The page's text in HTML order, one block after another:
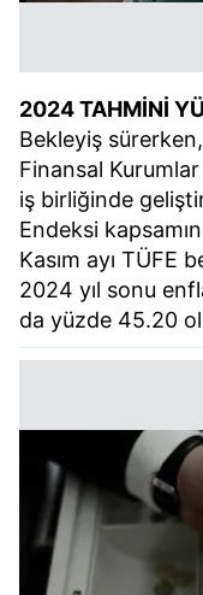
2024 TAHMİNİ
Bekleyiş
Finansal
iş birliğinde
Endeksi
Kasım ayı TÜFE
2024 yıl sonu
da yüzde 45.20